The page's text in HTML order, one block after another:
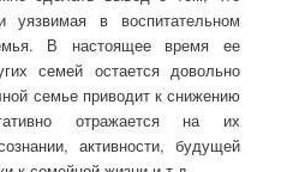
уязвимая в воспитательном
В настоящее время ее
семей остается довольно
семье приводит к снижению
отражается на их
активности, будущей